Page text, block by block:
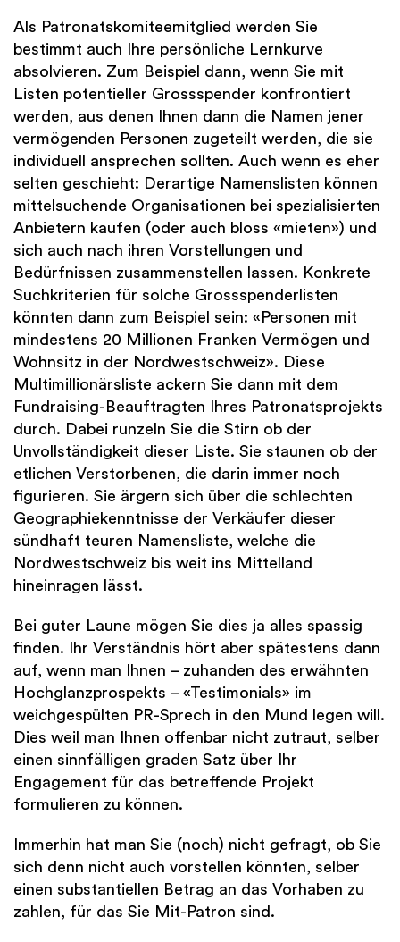
Als Patronatskomiteemitglied werden Sie
bestimmt auch Ihre persönliche Lernkurve
absolvieren. Zum Beispiel dann, wenn Sie mit
Listen potentieller Grossspender konfrontiert
werden, aus denen Ihnen dann die Namen jener
vermögenden Personen zugeteilt werden, die sie
individuell ansprechen sollten. Auch wenn es eher
selten geschieht: Derartige Namenslisten können
mittelsuchende Organisationen bei spezialisierten
Anbietern kaufen (oder auch bloss «mieten») und
sich auch nach ihren Vorstellungen und
Bedürfnissen zusammenstellen lassen. Konkrete
Suchkriterien für solche Grossspenderlisten
könnten dann zum Beispiel sein: «Personen mit
mindestens 20 Millionen Franken Vermögen und
Wohnsitz in der Nordwestschweiz». Diese
Multimillionärsliste ackern Sie dann mit dem
Fundraising-Beauftragten Ihres Patronatsprojekts
durch. Dabei runzeln Sie die Stirn ob der
Unvollständigkeit dieser Liste. Sie staunen ob der
etlichen Verstorbenen, die darin immer noch
figurieren. Sie ärgern sich über die schlechten
Geographiekenntnisse der Verkäufer dieser
sündhaft teuren Namensliste, welche die
Nordwestschweiz bis weit ins Mittelland
hineinragen lässt.
Bei guter Laune mögen Sie dies ja alles spassig
finden. Ihr Verständnis hört aber spätestens dann
auf, wenn man Ihnen – zuhanden des erwähnten
Hochglanzprospekts – «Testimonials» im
weichgespülten PR-Sprech in den Mund legen will.
Dies weil man Ihnen offenbar nicht zutraut, selber
einen sinnfälligen graden Satz über Ihr
Engagement für das betreffende Projekt
formulieren zu können.
Immerhin hat man Sie (noch) nicht gefragt, ob Sie
sich denn nicht auch vorstellen könnten, selber
einen substantiellen Betrag an das Vorhaben zu
zahlen, für das Sie Mit-Patron sind.